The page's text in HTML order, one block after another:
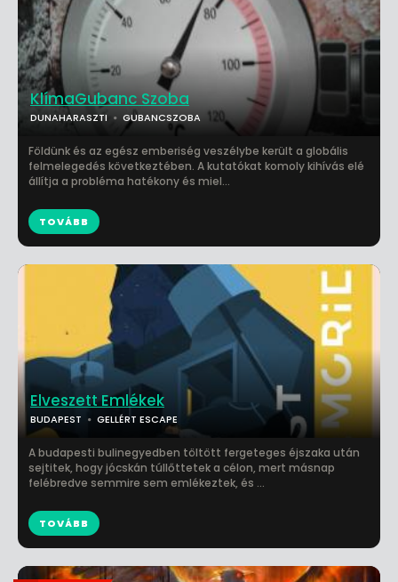
KlímaGubanc Szoba
DUNAHARASZTI GUBANCSZOBA
Földünk és az egész emberiség veszélybe került a globális
felmelegedés következtében. A kutatókat komoly kihívás elé
állítja a probléma hatékony és miel...
TOVÁBB
Elveszett Emlékek
BUDAPEST GELLÉRT ESCAPE
A budapesti bulinegyedben töltött fergeteges éjszaka után
sejtitek, hogy jócskán túllőttetek a célon, mert másnap
felébredve semmire sem emlékeztek, és ...
TOVÁBB